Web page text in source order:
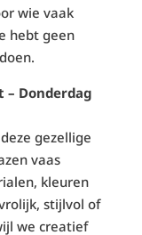
wie vaak
hebt geen
– Donderdag
gezellige
vaas
kleuren
stijlvol of
we creatief